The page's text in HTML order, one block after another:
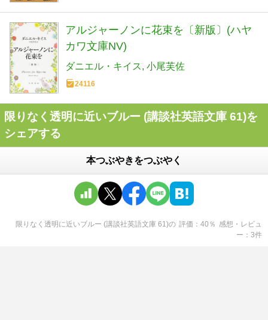
アルジャーノンに花束を〔新版〕(ハヤ
カワ文庫NV)
ダニエル・キイス 小尾芙佐
24116
限りなく透明に近いブルー (講談社英語文庫 61)を
シェアする
本つぶやきをつぶやく
限りなく透明に近いブルー (講談社英語文庫 61)の 評価 40 ％ 感想・レビュ
ー
3件